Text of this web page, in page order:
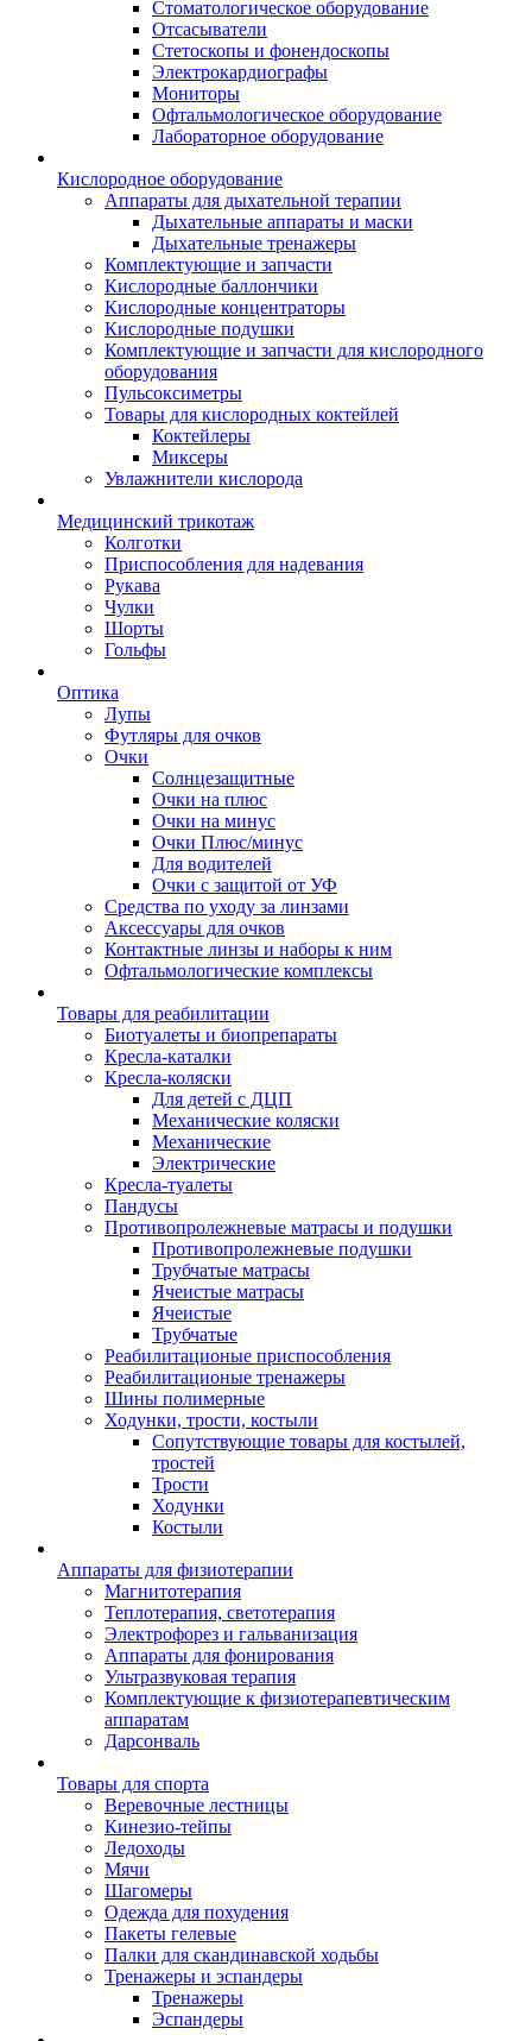
Стоматологическое оборудование
Отсасыватели
Стетоскопы и фонендоскопы
Электрокардиографы
Мониторы
Офтальмологическое оборудование
Лабораторное оборудование
Кислородное оборудование
Аппараты для дыхательной терапии
Дыхательные аппараты и маски
Дыхательные тренажеры
Комплектующие и запчасти
Кислородные баллончики
Кислородные концентраторы
Кислородные подушки
Комплектующие и запчасти для кислородного
оборудования
Пульсоксиметры
Товары для кислородных коктейлей
Коктейлеры
Миксеры
Увлажнители кислорода
Медицинский трикотаж
Колготки
Приспособления для надевания
Рукава
Чулки
Шорты
Гольфы
Оптика
Лупы
Футляры для очков
Очки
Солнцезащитные
Очки на плюс
Очки на минус
Очки Плюс/минус
Для водителей
Очки с защитой от УФ
Средства по уходу за линзами
Аксессуары для очков
Контактные линзы и наборы к ним
Офтальмологические комплексы
Товары для реабилитации
Биотуалеты и биопрепараты
Кресла-каталки
Кресла-коляски
Для детей с ДЦП
Механические коляски
Механические
Электрические
Кресла-туалеты
Пандусы
Противопролежневые матрасы и подушки
Противопролежневые подушки
Трубчатые матрасы
Ячеистые матрасы
Ячеистые
Трубчатые
Реабилитационые приспособления
Реабилитационые тренажеры
Шины полимерные
Ходунки, трости, костыли
Сопутствующие товары для костылей,
тростей
Трости
Ходунки
Костыли
Аппараты для физиотерапии
Магнитотерапия
Теплотерапия, светотерапия
Электрофорез и гальванизация
Аппараты для фонирования
Ультразвуковая терапия
Комплектующие к физиотерапевтическим
аппаратам
Дарсонваль
Товары для спорта
Веревочные лестницы
Кинезио-тейпы
Ледоходы
Мячи
Шагомеры
Одежда для похудения
Пакеты гелевые
Палки для скандинавской ходьбы
Тренажеры и эспандеры
Тренажеры
Эспандеры